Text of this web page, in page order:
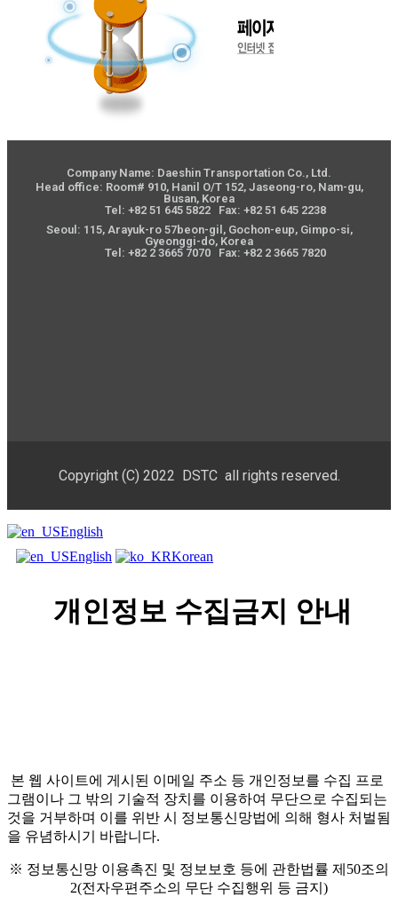
Company Name: Daeshin Transportation Co., Ltd.
Head office: Room# 910, Hanil O/T 152, Jaseong-ro, Nam-gu,
Busan, Korea
Tel: +82 51 645 5822 Fax: +82 51 645 2238
Seoul: 115, Arayuk-ro 57beon-gil, Gochon-eup, Gimpo-si,
Gyeonggi-do, Korea
Tel: +82 2 3665 7070 Fax: +82 2 3665 7820
Copyright (C) 2022 DSTC all rights reserved.
English
English
Korean
개인정보 수집금지 안내
본 웹 사이트에 게시된 이메일 주소 등 개인정보를 수집 프로
그램이나 그 밖의 기술적 장치를 이용하여 무단으로 수집되는
것을 거부하며 이를 위반 시 정보통신망법에 의해 형사 처벌됨
을 유념하시기 바랍니다.
※ 정보통신망 이용촉진 및 정보보호 등에 관한법률 제50조의
2(전자우편주소의 무단 수집행위 등 금지)